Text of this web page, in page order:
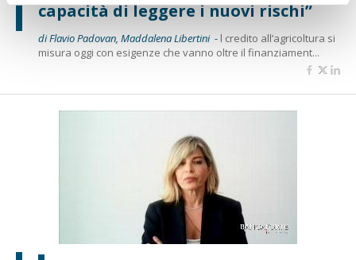
capacità di leggere i nuovi rischi”
di Flavio Padovan, Maddalena Libertini - l credito all’agricoltura si
misura oggi con esigenze che vanno oltre il finanziament...